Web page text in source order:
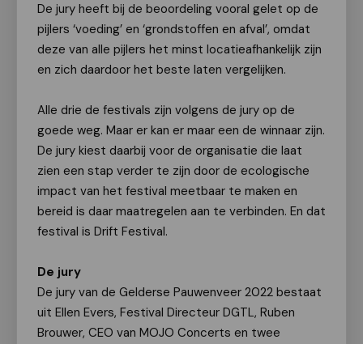
De jury heeft bij de beoordeling vooral gelet op de
pijlers ‘voeding’ en ‘grondstoffen en afval’, omdat
deze van alle pijlers het minst locatieafhankelijk zijn
en zich daardoor het beste laten vergelijken.
Alle drie de festivals zijn volgens de jury op de
goede weg. Maar er kan er maar een de winnaar zijn.
De jury kiest daarbij voor de organisatie die laat
zien een stap verder te zijn door de ecologische
impact van het festival meetbaar te maken en
bereid is daar maatregelen aan te verbinden. En dat
festival is Drift Festival.
De jury
De jury van de Gelderse Pauwenveer 2022 bestaat
uit Ellen Evers, Festival Directeur DGTL, Ruben
Brouwer, CEO van MOJO Concerts en twee